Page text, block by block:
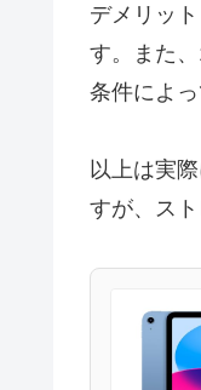
デメリッ
す。また
条件によ
以上は実
すが、ス